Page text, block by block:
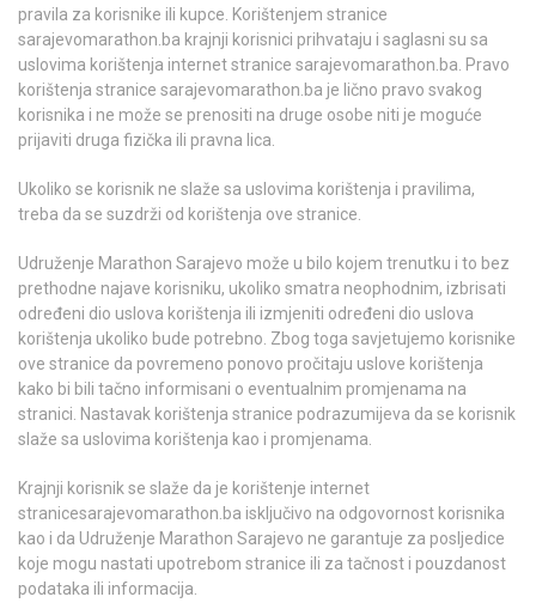
pravila za korisnike ili kupce. Korištenjem stranice
sarajevomarathon.ba krajnji korisnici prihvataju i saglasni su sa
uslovima korištenja internet stranice sarajevomarathon.ba. Pravo
korištenja stranice sarajevomarathon.ba je lično pravo svakog
korisnika i ne može se prenositi na druge osobe niti je moguće
prijaviti druga fizička ili pravna lica.
Ukoliko se korisnik ne slaže sa uslovima korištenja i pravilima,
treba da se suzdrži od korištenja ove stranice.
Udruženje Marathon Sarajevo može u bilo kojem trenutku i to bez
prethodne najave korisniku, ukoliko smatra neophodnim, izbrisati
određeni dio uslova korištenja ili izmjeniti određeni dio uslova
korištenja ukoliko bude potrebno. Zbog toga savjetujemo korisnike
ove stranice da povremeno ponovo pročitaju uslove korištenja
kako bi bili tačno informisani o eventualnim promjenama na
stranici. Nastavak korištenja stranice podrazumijeva da se korisnik
slaže sa uslovima korištenja kao i promjenama.
Krajnji korisnik se slaže da je korištenje internet
stranicesarajevomarathon.ba isključivo na odgovornost korisnika
kao i da Udruženje Marathon Sarajevo ne garantuje za posljedice
koje mogu nastati upotrebom stranice ili za tačnost i pouzdanost
podataka ili informacija.